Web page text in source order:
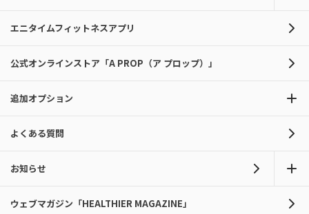
エニタイムフィットネスアプリ
公式オンラインストア「A PROP（ア プロップ）」
追加オプション
よくある質問
お知らせ
ウェブマガジン「HEALTHIER MAGAZINE」